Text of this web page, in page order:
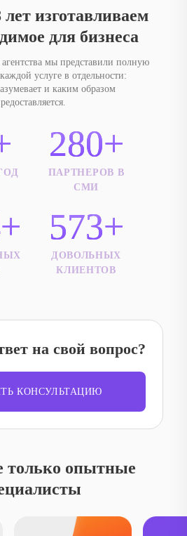
изготавливаем
для бизнеса
мы представили полную
услуге в отдельности:
и каким образом
280+
ПАРТНЕРОВ В
СМИ
573+
ДОВОЛЬНЫХ
КЛИЕНТОВ
на свой вопрос?
КОНСУЛЬТАЦИЮ
только опытные